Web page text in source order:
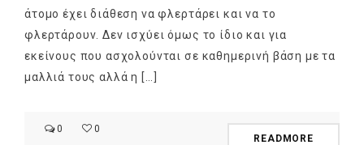
άτομο έχει διάθεση να φλερτάρει και να το
φλερτάρουν. Δεν ισχύει όμως το ίδιο και για
εκείνους που ασχολούνται σε καθημερινή βάση με τα
μαλλιά τους αλλά η […]
0
0
READMORE